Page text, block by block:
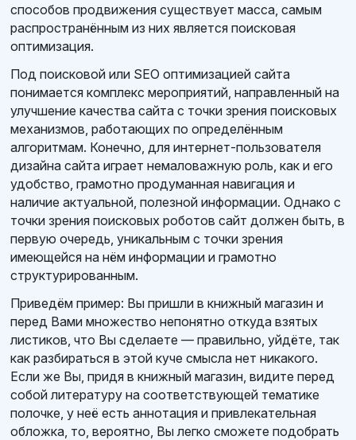
способов продвижения существует масса, самым
распространённым из них является поисковая
оптимизация.
Под поисковой или SEO оптимизацией сайта
понимается комплекс мероприятий, направленный на
улучшение качества сайта с точки зрения поисковых
механизмов, работающих по определённым
алгоритмам. Конечно, для интернет-пользователя
дизайна сайта играет немаловажную роль, как и его
удобство, грамотно продуманная навигация и
наличие актуальной, полезной информации. Однако с
точки зрения поисковых роботов сайт должен быть, в
первую очередь, уникальным с точки зрения
имеющейся на нём информации и грамотно
структурированным.
Приведём пример: Вы пришли в книжный магазин и
перед Вами множество непонятно откуда взятых
листиков, что Вы сделаете — правильно, уйдёте, так
как разбираться в этой куче смысла нет никакого.
Если же Вы, придя в книжный магазин, видите перед
собой литературу на соответствующей тематике
полочке, у неё есть аннотация и привлекательная
обложка, то, вероятно, Вы легко сможете подобрать